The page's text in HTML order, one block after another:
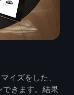
イズをした、
きます。結果